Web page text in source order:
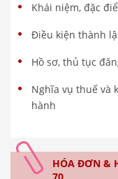
Khái niệm, đặc
Điều kiện thành
Hồ sơ, thủ tục
Nghĩa vụ thuế và
hành
HÓA ĐƠN &